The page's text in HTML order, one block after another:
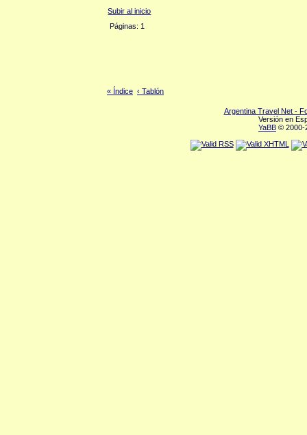
Subir al inicio
Páginas: 1
« Índice ‹ Tablón
Argentina Travel Net -
Versión en
YaBB © 2000-